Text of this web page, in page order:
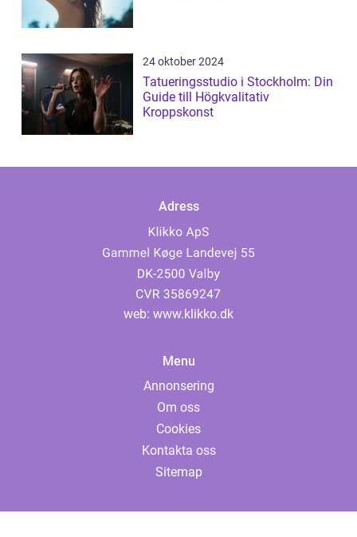
24 oktober 2024
Tatueringsstudio i Stockholm: Din
Guide till Högkvalitativ
Kroppskonst
Adress
web: www.klikko.dk
Menu
Annonsering
Om oss
Cookies
Kontakta oss
Sitemap